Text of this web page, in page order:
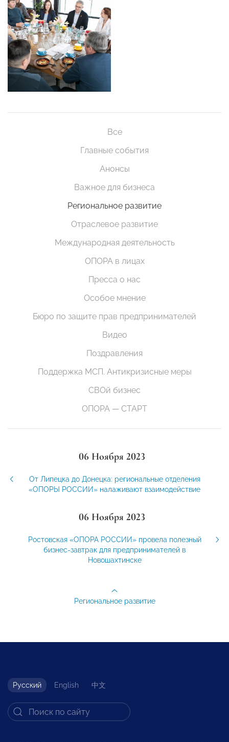
Все
Главные события
Анонсы
Важное для бизнеса
Региональное развитие
Отраслевое развитие
Международная деятельность
ОПОРА в лицах
Пресса о нас
Особое мнение
Бюро по защите прав предпринимателей
Видео
Поздравления
Поддержка МСП. Антикризисные меры
СВОй бизнес
ОПОРА — СТАРТ
06 Ноября 2023
От Липецка до Донецка: региональные отделения
«ОПОРЫ РОССИИ» налаживают взаимодействие
06 Ноября 2023
Ростовская «ОПОРА РОССИИ» провела полезный
бизнес-завтрак для предпринимателей в
Новошахтинске
Региональное развитие
Русский English 中文